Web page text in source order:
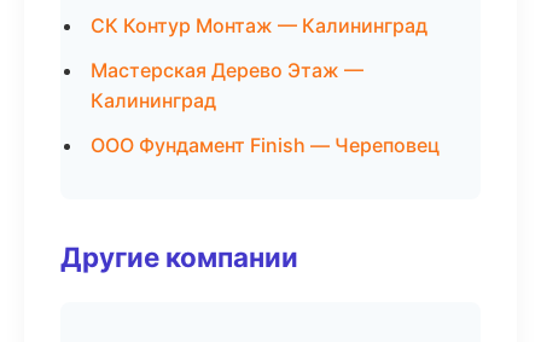
СК Контур Монтаж — Калининград
Мастерская Дерево Этаж —
Калининград
ООО Фундамент Finish — Череповец
Другие компании